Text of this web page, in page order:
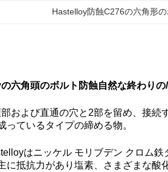
Hastelloy防蝕C276の六角形の
六角頭のボルト防蝕自然な終わり
および直通の穴と2部を留め、接続
っているタイプの締める物。
はニッケル モリブデン クロム
に抵抗力があり塩素、さまざまな